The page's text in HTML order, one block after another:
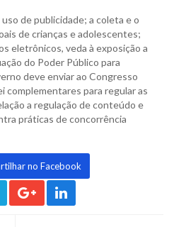
de publicidade; a coleta e o
de crianças e adolescentes;
eletrônicos, veda à exposição a
do Poder Público para
deve enviar ao Congresso
complementares para regular as
a regulação de conteúdo e
práticas de concorrência
no Facebook